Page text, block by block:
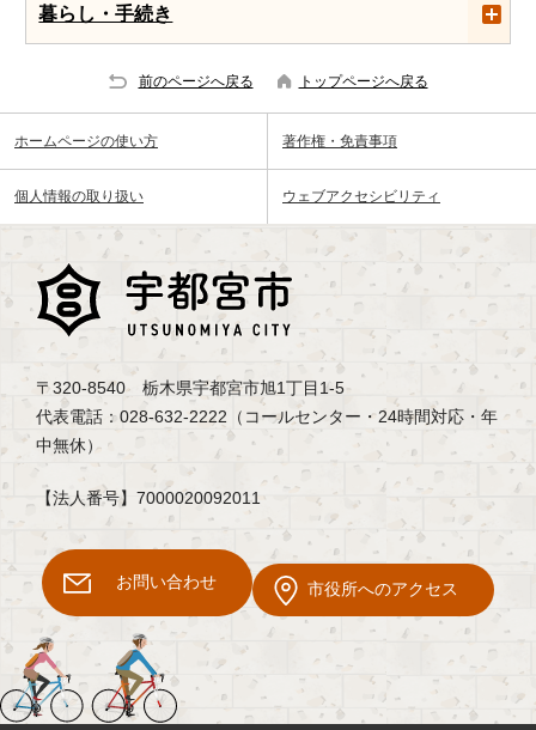
暮らし・手続き
前のページへ戻る トップページへ戻る
ホームページの使い方 著作権・免責事項
個人情報の取り扱い ウェブアクセシビリティ
〒320-8540 栃木県宇都宮市旭1丁目1-5
代表電話：028-632-2222（コールセンター・24時間対応・年
中無休）
【法人番号】7000020092011
お問い合わせ 市役所へのアクセス